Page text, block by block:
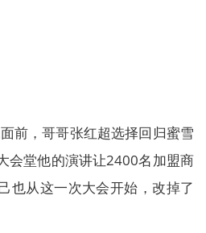
前，哥哥张红超选择回归蜜雪
会堂他的演讲让2400名加盟商
也从这一次大会开始，改掉了